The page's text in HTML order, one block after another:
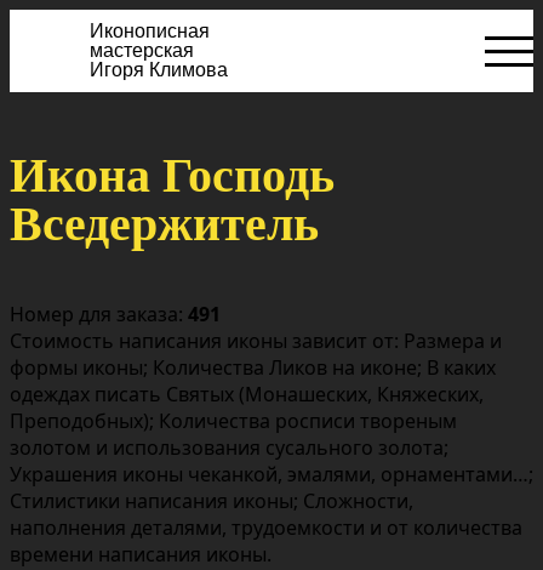
Иконописная
мастерская
Игоря Климова
Икона Господь
Вседержитель
Номер для заказа: 491
Стоимость написания иконы зависит от: Размера и
формы иконы; Количества Ликов на иконе; В каких
одеждах писать Святых (Монашеских, Княжеских,
Преподобных); Количества росписи твореным
золотом и использования сусального золота;
Украшения иконы чеканкой, эмалями, орнаментами…;
Стилистики написания иконы; Сложности,
наполнения деталями, трудоемкости и от количества
времени написания иконы.